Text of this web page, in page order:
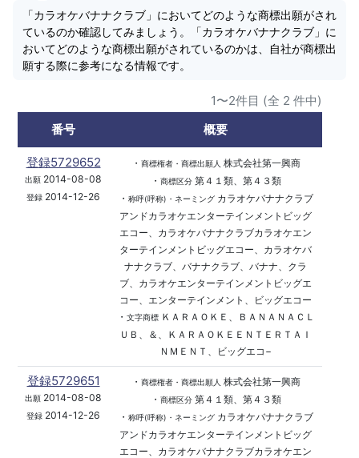
「カラオケバナナクラブ」においてどのような商標出願がされ
ているのか確認してみましょう。「カラオケバナナクラブ」に
おいてどのような商標出願がされているのかは、自社が商標出
願する際に参考になる情報です。
1〜2件目 (全 2 件中)
番号
概要
登録5729652
出願 2014-08-08
登録 2014-12-26
・ 商標権者・商標出願人 株式会社第一興商
・ 商標区分第４１類、第４３類
・ 称呼(呼称)・ネーミングカラオケバナナクラブ
アンドカラオケエンターテインメントビッグ
エコー、カラオケバナナクラブカラオケエン
ターテインメントビッグエコー、カラオケバ
ナナクラブ、バナナクラブ、バナナ、クラ
ブ、カラオケエンターテインメントビッグエ
コー、エンターテインメント、ビッグエコー
・ 文字商標ＫＡＲＡＯＫＥ、ＢＡＮＡＮＡＣＬ
ＵＢ、＆、ＫＡＲＡＯＫＥＥＮＴＥＲＴＡＩ
ＮＭＥＮＴ、ビッグエコ−
登録5729651
出願 2014-08-08
登録 2014-12-26
・ 商標権者・商標出願人 株式会社第一興商
・ 商標区分第４１類、第４３類
・ 称呼(呼称)・ネーミングカラオケバナナクラブ
アンドカラオケエンターテインメントビッグ
エコー、カラオケバナナクラブカラオケエン